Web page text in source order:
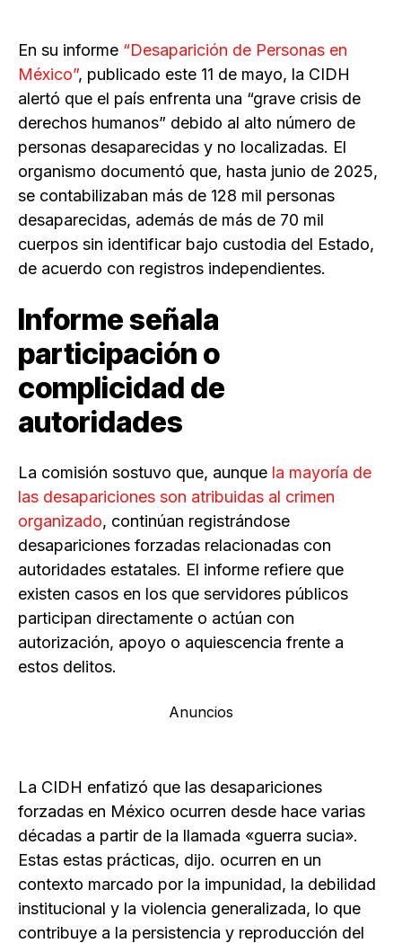
En su informe “Desaparición de Personas en
México”, publicado este 11 de mayo, la CIDH
alertó que el país enfrenta una “grave crisis de
derechos humanos” debido al alto número de
personas desaparecidas y no localizadas. El
organismo documentó que, hasta junio de 2025,
se contabilizaban más de 128 mil personas
desaparecidas, además de más de 70 mil
cuerpos sin identificar bajo custodia del Estado,
de acuerdo con registros independientes.
Informe señala
participación o
complicidad de
autoridades
La comisión sostuvo que, aunque la mayoría de
las desapariciones son atribuidas al crimen
organizado, continúan registrándose
desapariciones forzadas relacionadas con
autoridades estatales. El informe refiere que
existen casos en los que servidores públicos
participan directamente o actúan con
autorización, apoyo o aquiescencia frente a
estos delitos.
Anuncios
La CIDH enfatizó que las desapariciones
forzadas en México ocurren desde hace varias
décadas a partir de la llamada «guerra sucia».
Estas estas prácticas, dijo. ocurren en un
contexto marcado por la impunidad, la debilidad
institucional y la violencia generalizada, lo que
contribuye a la persistencia y reproducción del